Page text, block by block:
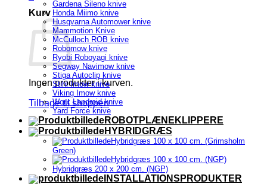
Kurv
Ingen produkter i kurven.
Tilbage til shoppen
Gardena Sileno knive
Honda Miimo knive
Husqvarna Automower knive
Mammotion Knive
McCulloch ROB knive
Robomow knive
Ryobi Roboyagi knive
Segway Navimow knive
Stiga Autoclip knive
Stihl Imow knive
Viking Imow knive
Worx Landroid knive
Yard Force knive
ROBOTPLÆNEKLIPPERE
HYBRIDGRÆS
Hybridgræs 100 x 100 cm. (Grimsholm
Green)
Hybridgræs 100 x 100 cm. (NGP)
Hybridgræs 200 x 200 cm. (NGP)
INSTALLATIONSPRODUKTER